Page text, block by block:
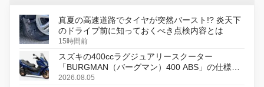
真夏の高速道路でタイヤが突然バースト!? 炎天下
のドライブ前に知っておくべき点検内容とは
15時間前
スズキの400ccラグジュアリースクーター
「BURGMAN（バーグマン）400 ABS」の仕様を
変更し、8月18日に発売
2026.08.05